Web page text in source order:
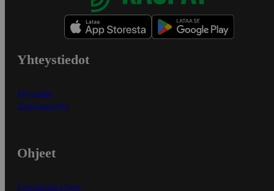
Yhteystiedot
Myymälät
Asiakaspalvelu
Ohjeet
Ensitilaajan ohjeet